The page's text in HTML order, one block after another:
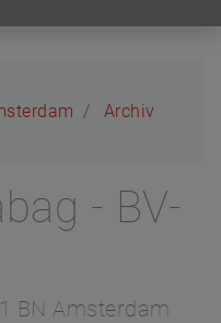
Archiv
- BV-
BN Amsterdam